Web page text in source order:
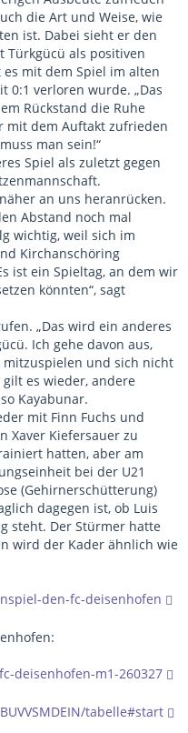
die Art und Weise, wie
ist. Dabei sieht er den
Türkgücü als positiven
mit dem Spiel im alten
0:1 verloren wurde. „Das
Rückstand die Ruhe
mit dem Auftakt zufrieden
man sein!“
Spiel als zuletzt gegen
an uns heranrücken.
Abstand noch mal
wichtig, weil sich im
Kirchanschöring
ist ein Spieltag, an dem wir
könnten“, sagt
„Das wird ein anderes
Ich gehe davon aus,
mitzuspielen und sich nicht
es wieder, andere
Kayabunar.
mit Finn Fuchs und
Xaver Kiefersauer zu
hatten, aber am
bei der U21
(Gehirnerschütterung)
dagegen ist, ob Luis
steht. Der Stürmer hatte
wird der Kader ähnlich wie
den-fc-deisenhofen
deisenhofen-m1-260327
tabelle#start